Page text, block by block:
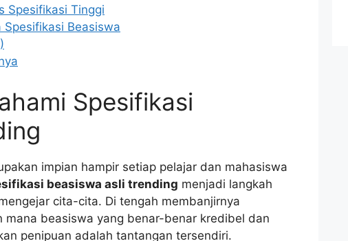
Spesifikasi Tinggi
Beasiswa
Spesifikasi
impian hampir setiap pelajar dan mahasiswa
beasiswa asli trending menjadi langkah
cita-cita. Di tengah membanjirnya
beasiswa yang benar-benar kredibel dan
penipuan adalah tantangan tersendiri.